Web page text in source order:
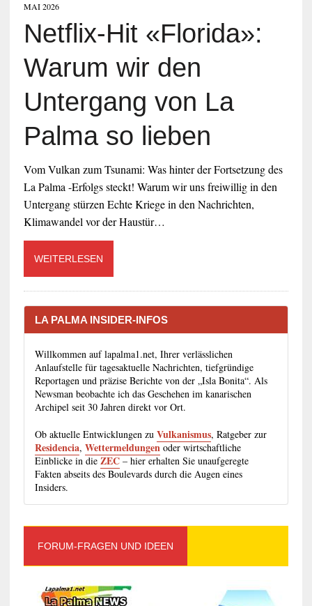
MAI 2026
Netflix-Hit «Florida»:
Warum wir den
Untergang von La
Palma so lieben
Vom Vulkan zum Tsunami: Was hinter der Fortsetzung des
La Palma -Erfolgs steckt! Warum wir uns freiwillig in den
Untergang stürzen Echte Kriege in den Nachrichten,
Klimawandel vor der Haustür…
WEITERLESEN
LA PALMA INSIDER-INFOS
Willkommen auf lapalma1.net, Ihrer verlässlichen
Anlaufstelle für tagesaktuelle Nachrichten, tiefgründige
Reportagen und präzise Berichte von der „Isla Bonita“. Als
Newsman beobachte ich das Geschehen im kanarischen
Archipel seit 30 Jahren direkt vor Ort.
Ob aktuelle Entwicklungen zu Vulkanismus, Ratgeber zur
Residencia, Wettermeldungenoder wirtschaftliche
Einblicke in die ZEC– hier erhalten Sie unaufgeregte
Fakten abseits des Boulevards durch die Augen eines
Insiders.
FORUM-FRAGEN UND IDEEN